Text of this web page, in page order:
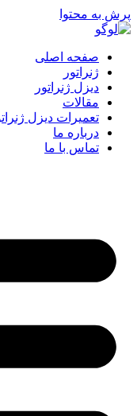
پرش به محتوا
صفحه اصلی
ژنراتور
دیزل ژنراتور
مقالات
تعمیرات دیزل
درباره ما
تماس با ما